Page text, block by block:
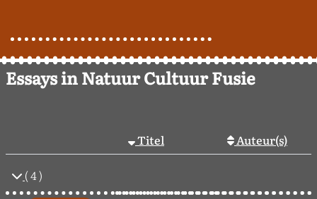
Essays in Natuur Cultuur Fusie
Titel Auteur(s)
( 4 )